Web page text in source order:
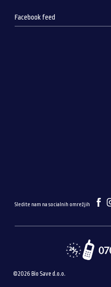
Facebook feed
Sledite nam na socialnih omrežjih
©2026 Bio Save d.o.o.